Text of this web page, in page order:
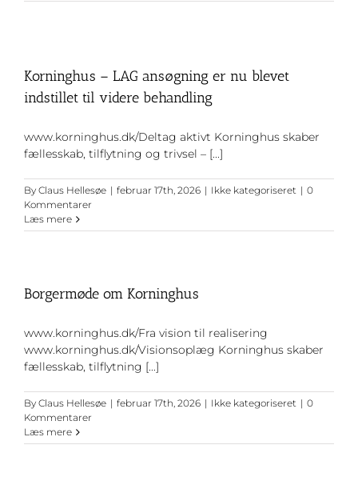
Korninghus – LAG ansøgning er nu blevet
indstillet til videre behandling
www.korninghus.dk/Deltag aktivt Korninghus skaber
fællesskab, tilflytning og trivsel – [...]
By Claus Hellesøe | februar 17th, 2026 | Ikke kategoriseret | 0
Kommentarer
Læs mere
Borgermøde om Korninghus
www.korninghus.dk/Fra vision til realisering
www.korninghus.dk/Visionsoplæg Korninghus skaber
fællesskab, tilflytning [...]
By Claus Hellesøe | februar 17th, 2026 | Ikke kategoriseret | 0
Kommentarer
Læs mere